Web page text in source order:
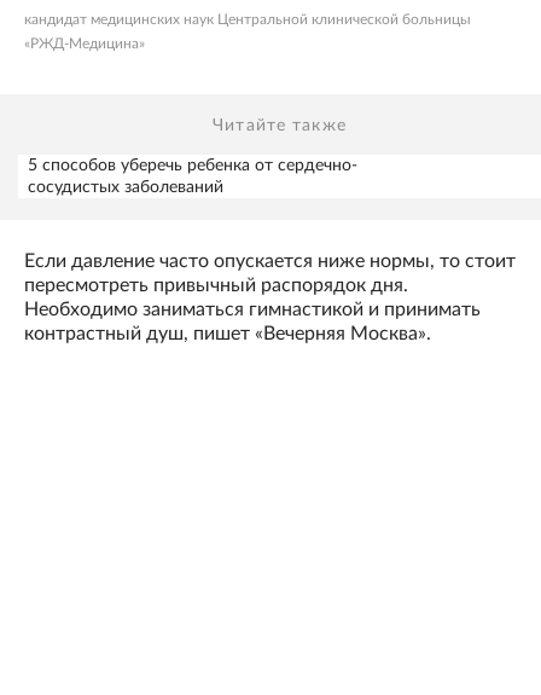
кандидат медицинских наук Центральной клинической больницы
«РЖД-Медицина»
Читайте также
5 способов уберечь ребенка от сердечно-
сосудистых заболеваний
Если давление часто опускается ниже нормы, то стоит
пересмотреть привычный распорядок дня.
Необходимо заниматься гимнастикой и принимать
контрастный душ, пишет «Вечерняя Москва».